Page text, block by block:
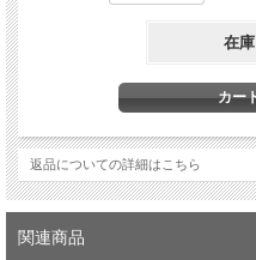
在庫
返品についての詳細はこちら
関連商品